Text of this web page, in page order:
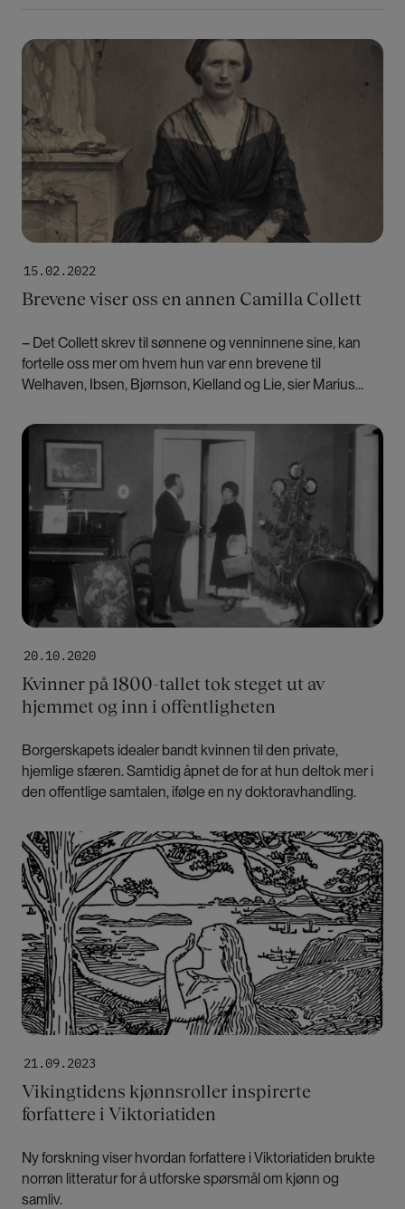
15.02.2022
Brevene viser oss en annen Camilla Collett
– Det Collett skrev til sønnene og venninnene sine, kan
fortelle oss mer om hvem hun var enn brevene til
Welhaven, Ibsen, Bjørnson, Kielland og Lie, sier Marius
Colletts brev.
Bilde
20.10.2020
Kvinner på 1800-tallet tok steget ut av
hjemmet og inn i offentligheten
Borgerskapets idealer bandt kvinnen til den private,
hjemlige sfæren. Samtidig åpnet de for at hun deltok mer i
den offentlige samtalen, ifølge en ny doktoravhandling.
Bilde
21.09.2023
Vikingtidens kjønnsroller inspirerte
forfattere i Viktoriatiden
Ny forskning viser hvordan forfattere i Viktoriatiden brukte
norrøn litteratur for å utforske spørsmål om kjønn og
samliv.
Bilde